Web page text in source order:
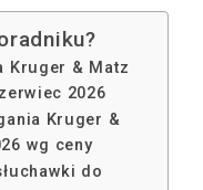
Kruger & Matz
2026
Kruger &
wg ceny
do